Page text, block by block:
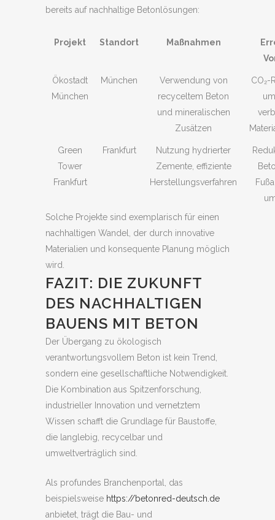
bereits auf nachhaltige Betonlösungen:
Projekt Standort Maßnahmen
Ökostadt
München
München
Verwendung von
recyceltem Beton
und mineralischen
Zusätzen
CO₂-
Green
Tower
Frankfurt
Frankfurt
Nutzung hydrierter
Zemente, effiziente
Herstellungsverfahren
Solche Projekte sind exemplarisch für einen
nachhaltigen Wandel, der durch innovative
Materialien und konsequente Planung möglich
wird.
FAZIT: DIE ZUKUNFT
DES NACHHALTIGEN
BAUENS MIT BETON
Der Übergang zu ökologisch
verantwortungsvollem Beton ist kein Trend,
sondern eine gesellschaftliche Notwendigkeit.
Die Kombination aus Spitzenforschung,
industrieller Innovation und vernetztem
Wissen schafft die Grundlage für Baustoffe,
die langlebig, recycelbar und
umweltverträglich sind.
Als profundes Branchenportal, das
beispielsweise https://betonred-deutsch.de
anbietet, trägt die Bau- und